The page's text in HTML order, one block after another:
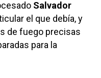
Salvador
el que debía, y
de fuego precisas
para la